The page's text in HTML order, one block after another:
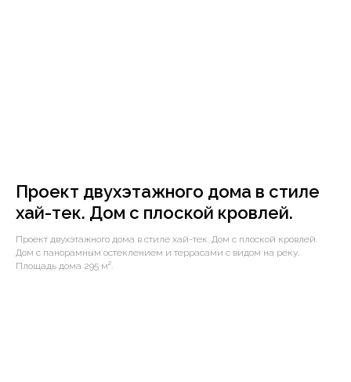
Проект двухэтажного дома в стиле
хай-тек. Дом с плоской кровлей.
Проект двухэтажного дома в стиле хай-тек. Дом с плоской кровлей.
Дом с панорамным остеклением и террасами с видом на реку.
Площадь дома 295 м².